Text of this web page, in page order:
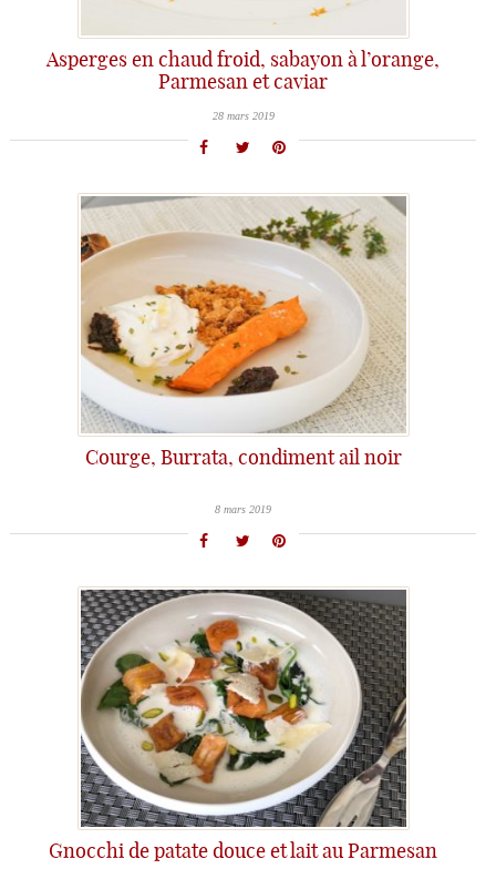
Asperges en chaud froid, sabayon à l’orange,
Parmesan et caviar
28 mars 2019
Courge, Burrata, condiment ail noir
8 mars 2019
Gnocchi de patate douce et lait au Parmesan